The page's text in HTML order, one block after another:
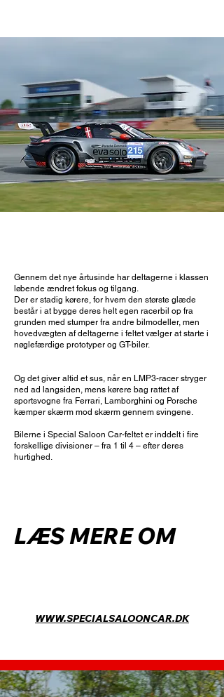
MASSER AF RACE
Gennem det nye årtusinde har deltagerne i klassen
løbende ændret fokus og tilgang.
Der er stadig kørere, for hvem den største glæde
består i at bygge deres helt egen racerbil op fra
grunden med stumper fra andre bilmodeller, men
hovedvægten af deltagerne i feltet vælger at starte i
nøglefærdige prototyper og GT-biler.
Og det giver altid et sus, når en LMP3-racer stryger
ned ad langsiden, mens kørere bag rattet af
sportsvogne fra Ferrari, Lamborghini og Porsche
kæmper skærm mod skærm gennem svingene.
Bilerne i Special Saloon Car-feltet er inddelt i fire
forskellige divisioner – fra 1 til 4 – efter deres
hurtighed.
LÆS MERE OM
WWW.SPECIALSALOONCAR.DK